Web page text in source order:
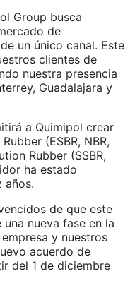
Group busca
de
un único canal. Este
clientes de
nuestra presencia
Guadalajara y
a Quimipol crear
(ESBR, NBR,
Rubber (SSBR,
ha estado
años.
de que este
nueva fase en la
y nuestros
acuerdo de
del 1 de diciembre